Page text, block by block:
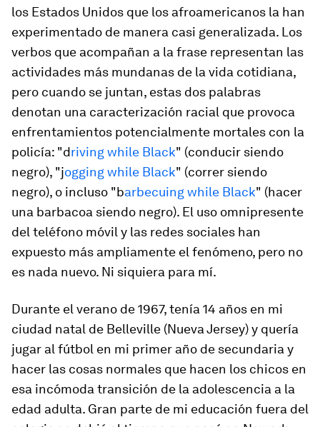
los Estados Unidos que los afroamericanos la han
experimentado de manera casi generalizada. Los
verbos que acompañan a la frase representan las
actividades más mundanas de la vida cotidiana,
pero cuando se juntan, estas dos palabras
denotan una caracterización racial que provoca
enfrentamientos potencialmente mortales con la
policía: "driving while Black" (conducir siendo
negro), "jogging while Black" (correr siendo
negro), o incluso "barbecuing while Black" (hacer
una barbacoa siendo negro). El uso omnipresente
del teléfono móvil y las redes sociales han
expuesto más ampliamente el fenómeno, pero no
es nada nuevo. Ni siquiera para mí.
Durante el verano de 1967, tenía 14 años en mi
ciudad natal de Belleville (Nueva Jersey) y quería
jugar al fútbol en mi primer año de secundaria y
hacer las cosas normales que hacen los chicos en
esa incómoda transición de la adolescencia a la
edad adulta. Gran parte de mi educación fuera del